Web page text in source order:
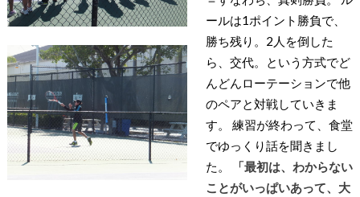
ールは1ポイント勝負で、
勝ち残り。2人を倒した
ら、交代。という方式でど
んどんローテーションで他
のペアと対戦していきま
す。
練習が終わって、食堂
でゆっくり話を聞きまし
た。
「最初は、わからない
ことがいっぱいあって、大